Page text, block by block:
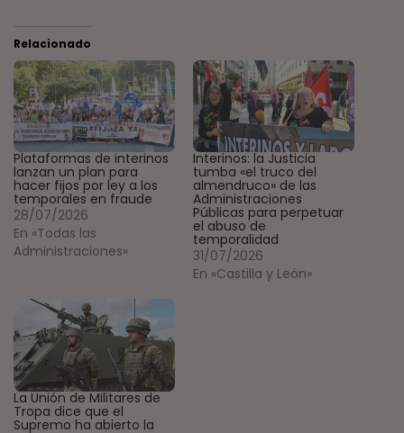
Relacionado
Plataformas de interinos
lanzan un plan para
hacer fijos por ley a los
temporales en fraude
28/07/2026
En «Todas las
Administraciones»
Interinos: la Justicia
tumba «el truco del
almendruco» de las
Administraciones
Públicas para perpetuar
el abuso de
temporalidad
31/07/2026
En «Castilla y León»
La Unión de Militares de
Tropa dice que el
Supremo ha abierto la